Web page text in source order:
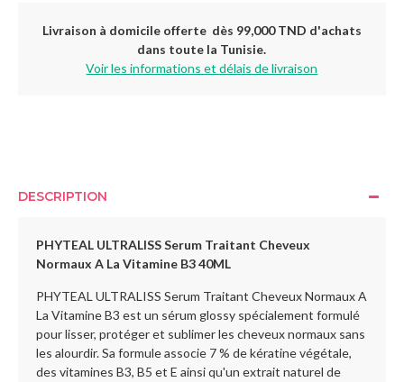
Livraison à domicile offerte dès 99,000 TND d'achats
dans toute la Tunisie.
Voir les informations et délais de livraison
DESCRIPTION
PHYTEAL ULTRALISS Serum Traitant Cheveux
Normaux A La Vitamine B3 40ML
PHYTEAL ULTRALISS Serum Traitant Cheveux Normaux A
La Vitamine B3 est un sérum glossy spécialement formulé
pour lisser, protéger et sublimer les cheveux normaux sans
les alourdir. Sa formule associe 7 % de kératine végétale,
des vitamines B3, B5 et E ainsi qu'un extrait naturel de